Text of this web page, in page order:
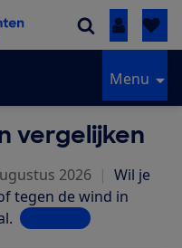
Inloggen
Menu
vergelijken
2026 | Wil je
tegen de wind in
Lees meer